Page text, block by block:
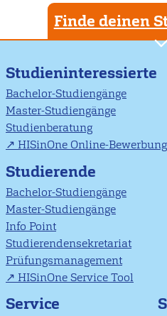
Finde deinen
Studieninteressierte
Bachelor-Studiengänge
Master-Studiengänge
Studienberatung
HISinOne Online-
Studierende
Bachelor-Studiengänge
Master-Studiengänge
Info Point
Studierendensekretariat
Prüfungsmanagement
HISinOne Service Tool
Service